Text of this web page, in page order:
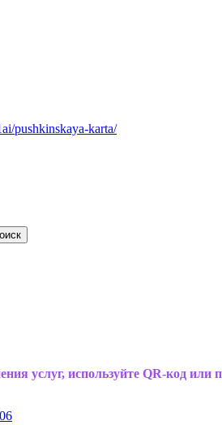
pushkinskaya-karta/
услуг, используйте QR-код или